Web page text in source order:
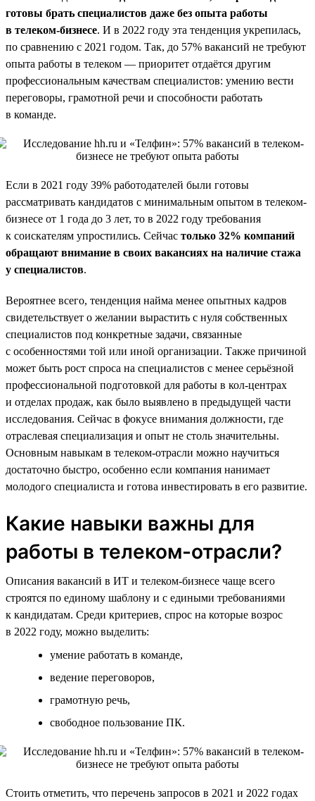
готовы брать специалистов даже без опыта работы
в телеком-бизнесе. И в 2022 году эта тенденция укрепилась,
по сравнению с 2021 годом. Так, до 57% вакансий не требуют
опыта работы в телеком — приоритет отдаётся другим
профессиональным качествам специалистов: умению вести
переговоры, грамотной речи и способности работать
в команде.
Если в 2021 году 39% работодателей были готовы
рассматривать кандидатов с минимальным опытом в телеком-
бизнесе от 1 года до 3 лет, то в 2022 году требования
к соискателям упростились. Сейчас только 32% компаний
обращают внимание в своих вакансиях на наличие стажа
у специалистов.
Вероятнее всего, тенденция найма менее опытных кадров
свидетельствует о желании вырастить с нуля собственных
специалистов под конкретные задачи, связанные
с особенностями той или иной организации. Также причиной
может быть рост спроса на специалистов с менее серьёзной
профессиональной подготовкой для работы в кол-центрах
и отделах продаж, как было выявлено в предыдущей части
исследования. Сейчас в фокусе внимания должности, где
отраслевая специализация и опыт не столь значительны.
Основным навыкам в телеком-отрасли можно научиться
достаточно быстро, особенно если компания нанимает
молодого специалиста и готова инвестировать в его развитие.
Какие навыки важны для
работы в телеком-отрасли?
Описания вакансий в ИТ и телеком-бизнесе чаще всего
строятся по единому шаблону и с едиными требованиями
к кандидатам. Среди критериев, спрос на которые возрос
в 2022 году, можно выделить:
умение работать в команде,
ведение переговоров,
грамотную речь,
свободное пользование ПК.
Стоить отметить, что перечень запросов в 2021 и 2022 годах